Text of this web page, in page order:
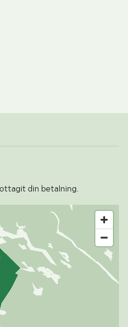
din betalning.